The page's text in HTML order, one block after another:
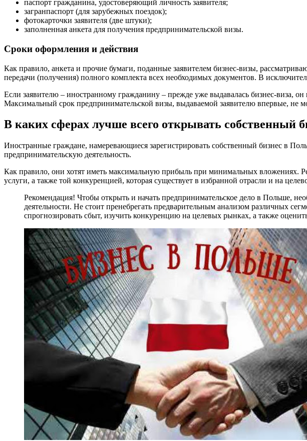
паспорт гражданина, удостоверяющий личность заявителя;
загранпаспорт (для зарубежных поездок);
фотокарточки заявителя (две штуки);
заполненная анкета для получения предпринимательской визы.
Сроки оформления и действия
Как правило, анкета и прочие бумаги, поданные заявителем бизнес-визы,
передачи (получения) полного комплекта всех необходимых документов. В
Если заявителю – иностранному гражданину – прежде уже выдавалась бизнес-виза,
Максимальный срок предпринимательской визы, выдаваемой заявителю впервые, не
В каких сферах лучше всего открывать собственный
Иностранные граждане, намеревающиеся зарегистрировать собственный бизнес в
предпринимательскую деятельность.
Как правило, они хотят иметь максимальную прибыль при минимальных вложениях.
услуги, а также той конкуренцией, которая существует в избранной отрасли и на
Рекомендация! Чтобы открыть и начать предпринимательское дело в Польше,
деятельности. Не стоит пренебрегать предварительным анализом различных
спрогнозировать сбыт, изучить конкуренцию на целевых рынках, а также